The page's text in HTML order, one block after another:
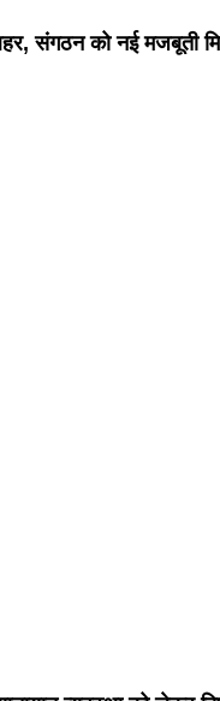
संगठन को नई मजबूती